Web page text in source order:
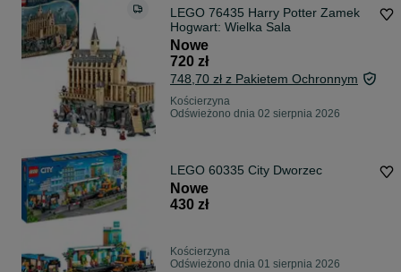
LEGO 76435 Harry Potter Zamek
Hogwart: Wielka Sala
Nowe
720 zł
748,70 zł z Pakietem Ochronnym
Kościerzyna
Odświeżono dnia 02 sierpnia 2026
LEGO 60335 City Dworzec
Nowe
430 zł
Kościerzyna
Odświeżono dnia 01 sierpnia 2026